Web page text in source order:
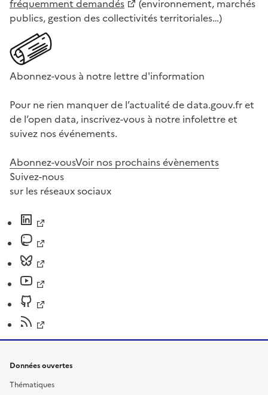
fréquemment demandés
(environnement, marchés
publics, gestion des collectivités territoriales…)
Abonnez-vous à notre lettre d'information
Pour ne rien manquer de l’actualité de data.gouv.fr et
de l’open data, inscrivez-vous à notre infolettre et
suivez nos événements.
Abonnez-vousVoir nos prochains évènements
Suivez-nous
sur les réseaux sociaux
Données ouvertes
Thématiques